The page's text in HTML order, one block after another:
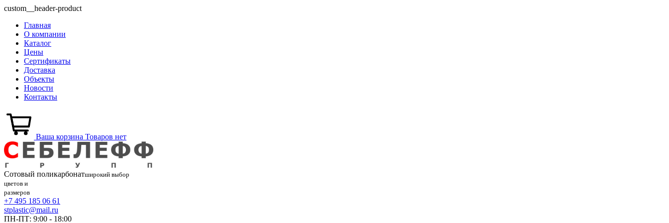
custom__header-product
Главная
О компании
Каталог
Цены
Сертификаты
Доставка
Объекты
Новости
Контакты
Ваша корзина Товаров нет
Сотовый поликарбонатширокий выбор
цветов и
размеров
+7 495 185 06 61
stplastic@mail.ru
ПН-ПТ: 9:00 - 18:00